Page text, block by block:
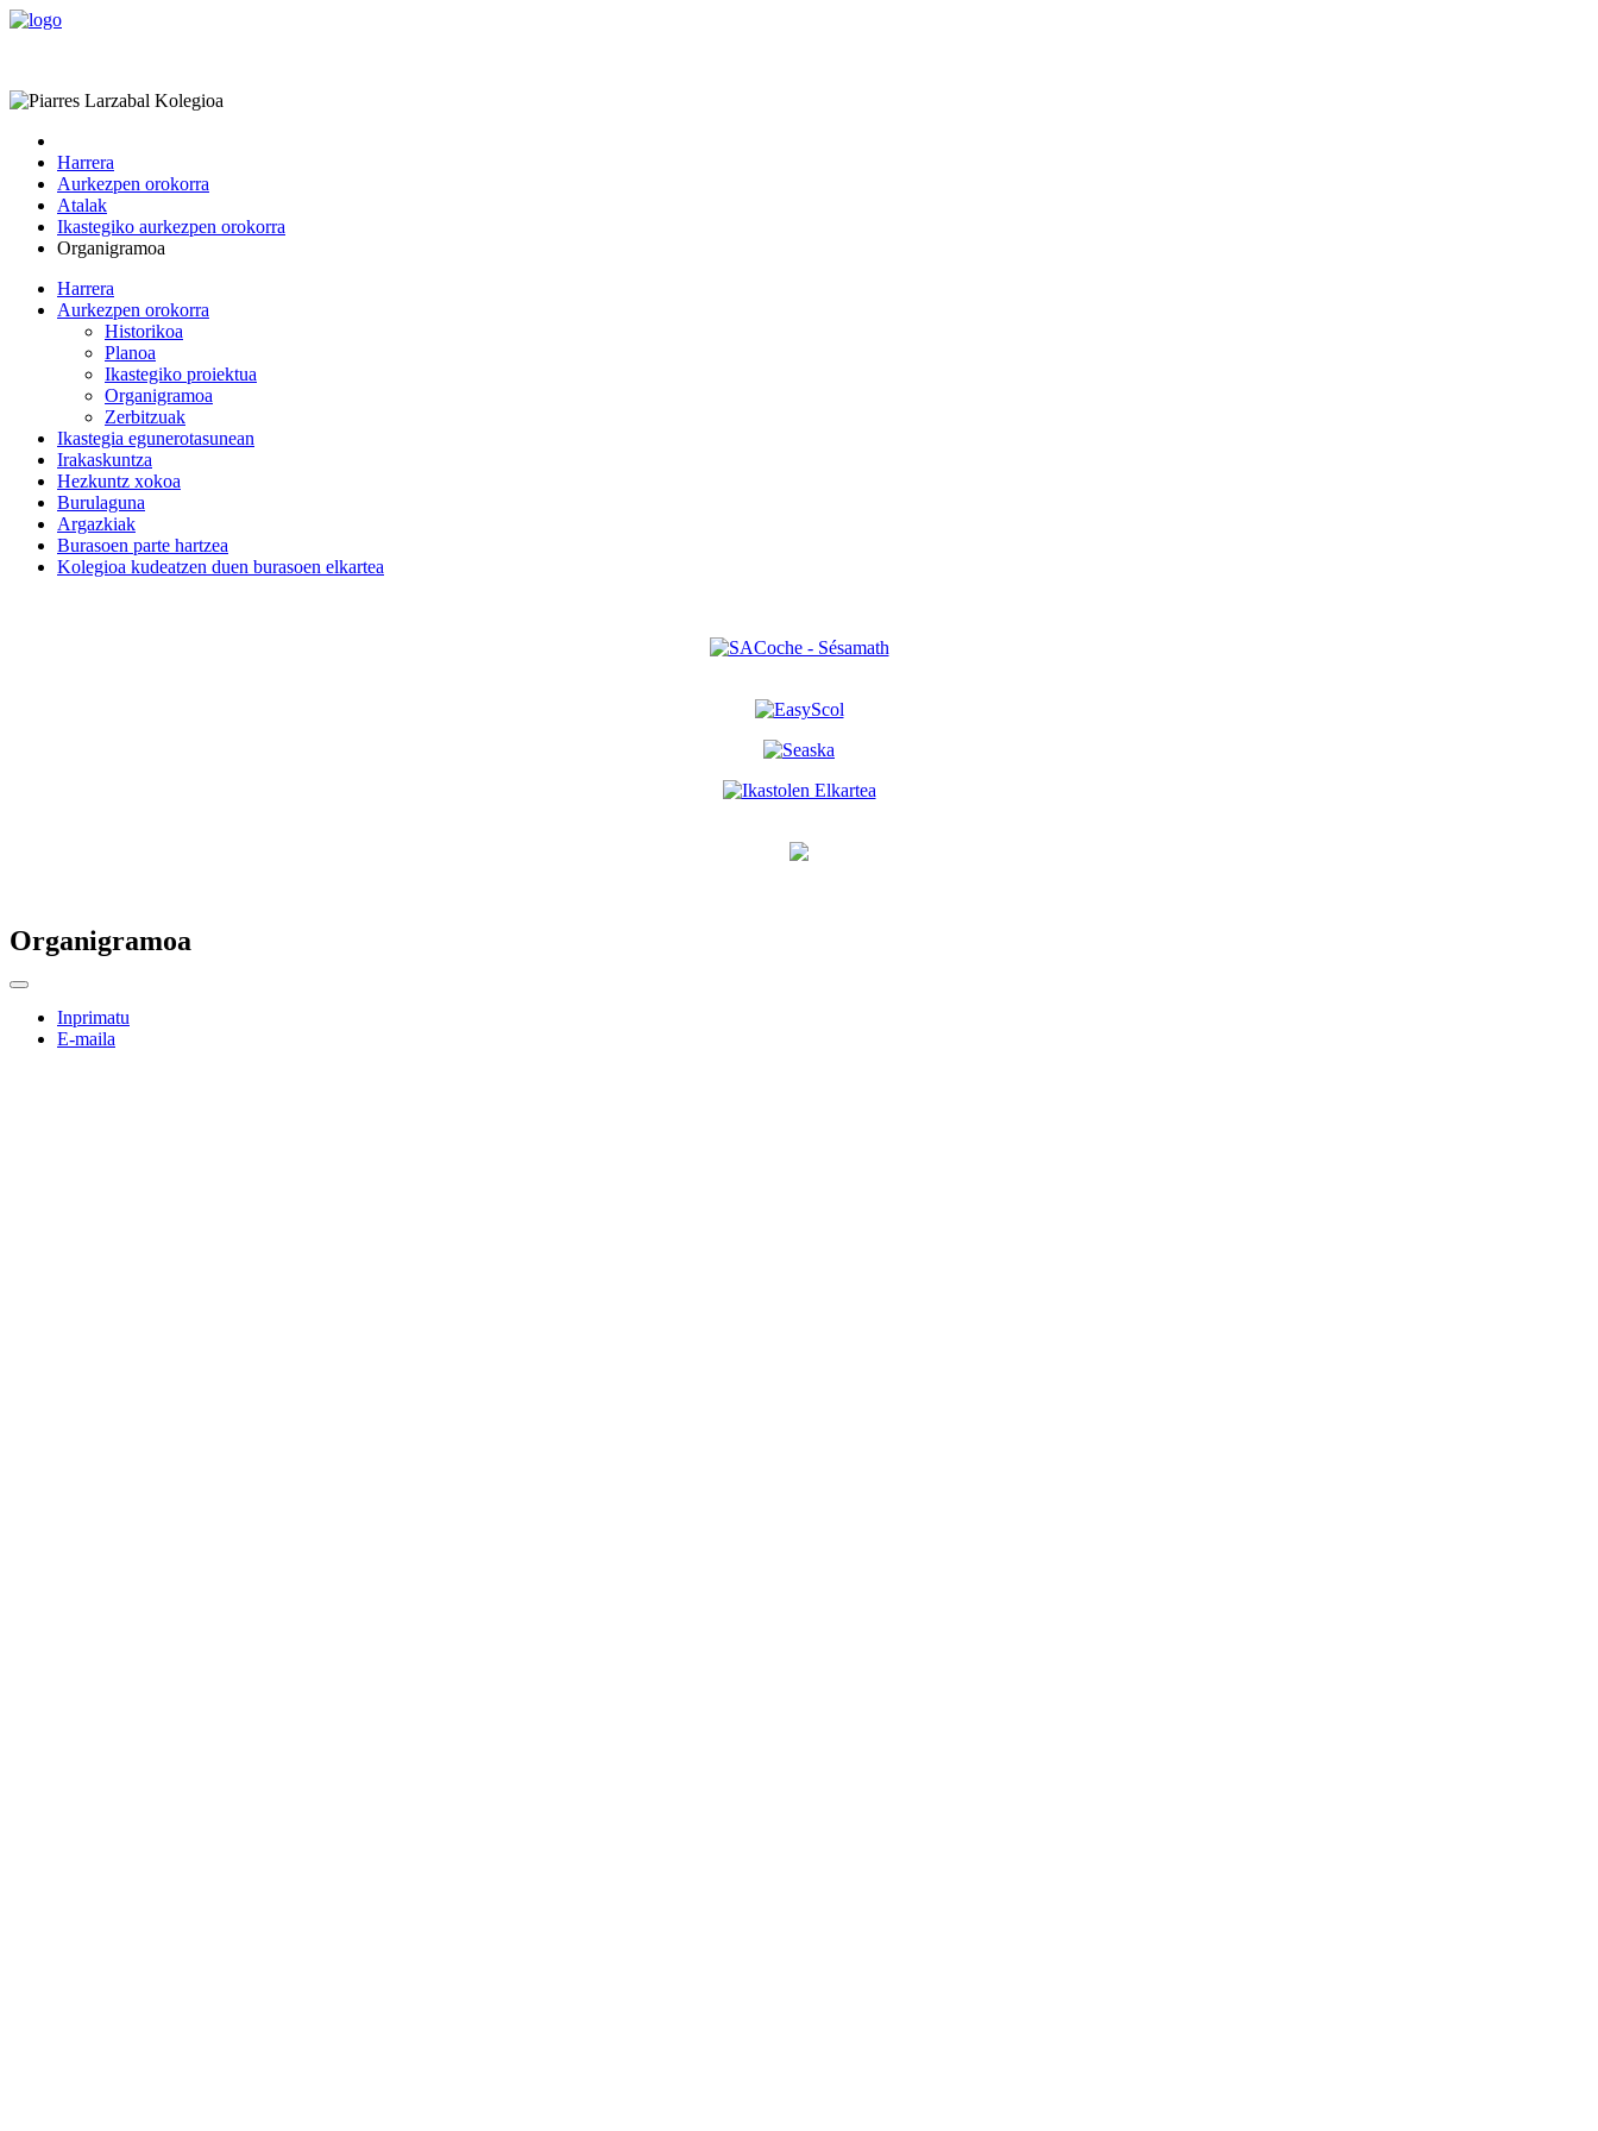
Harrera
Aurkezpen orokorra
Atalak
Ikastegiko aurkezpen orokorra
Organigramoa
Harrera
Aurkezpen orokorra
Historikoa
Planoa
Ikastegiko proiektua
Organigramoa
Zerbitzuak
Ikastegia egunerotasunean
Irakaskuntza
Hezkuntz xokoa
Burulaguna
Argazkiak
Burasoen parte hartzea
Kolegioa kudeatzen duen burasoen elkartea
Organigramoa
Inprimatu
E-maila